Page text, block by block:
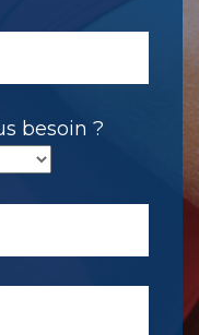
besoin ?